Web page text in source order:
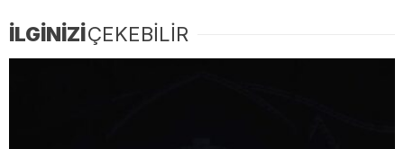
İLGİNİZİÇEKEBİLİR